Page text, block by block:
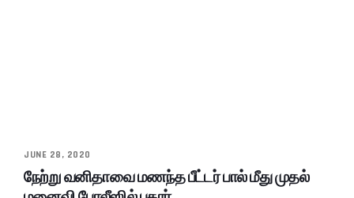
JUNE 28, 2020
நேற்று வனிதாவை மணந்த பீட்டர் பால் மீது முதல்